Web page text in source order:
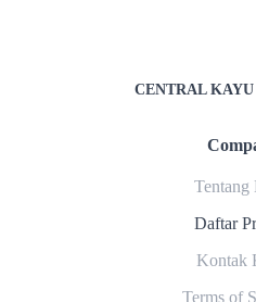
CENTRAL
Tentang
Daftar
Kontak
Terms of